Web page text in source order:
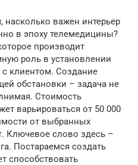
важен интерьер
в эпоху телемедицины?
производит
роль в установлении
клиентом. Создание
обстановки – задача не
Стоимость
варьироваться от 50 000
от выбранных
Ключевое слово здесь –
Постараемся создать
способствовать